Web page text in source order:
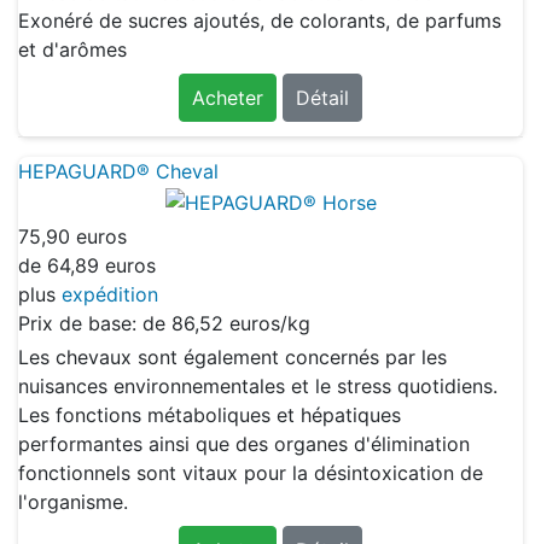
Exonéré de sucres ajoutés, de colorants, de parfums
et d'arômes
Acheter
Détail
HEPAGUARD® Cheval
75,90 euros
de 64,89 euros
plus expédition
Prix de base: de 86,52 euros/kg
Les chevaux sont également concernés par les
nuisances environnementales et le stress quotidiens.
Les fonctions métaboliques et hépatiques
performantes ainsi que des organes d'élimination
fonctionnels sont vitaux pour la désintoxication de
l'organisme.